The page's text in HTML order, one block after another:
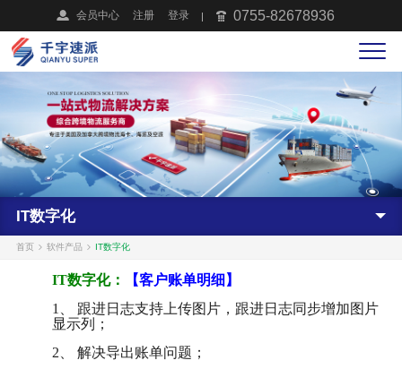
会员中心 注册 登录 0755-82678936
IT数字化
首页 软件产品 IT数字化
IT数字化：
【客户账单明细】
1、 跟进日志支持上传图片，跟进日志同步增加图片
显示列；
2、 解决导出账单问题；